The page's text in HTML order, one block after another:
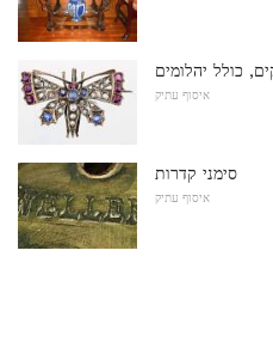
כולל יהלומים
איסוף עתיק
סימני קדרות
איסוף עתיק